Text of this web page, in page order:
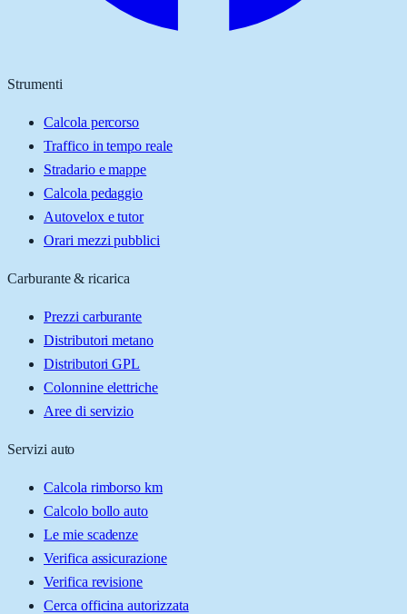
Strumenti
Calcola percorso
Traffico in tempo reale
Stradario e mappe
Calcola pedaggio
Autovelox e tutor
Orari mezzi pubblici
Carburante & ricarica
Prezzi carburante
Distributori metano
Distributori GPL
Colonnine elettriche
Aree di servizio
Servizi auto
Calcola rimborso km
Calcolo bollo auto
Le mie scadenze
Verifica assicurazione
Verifica revisione
Cerca officina autorizzata